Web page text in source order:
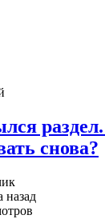
снова?
назад